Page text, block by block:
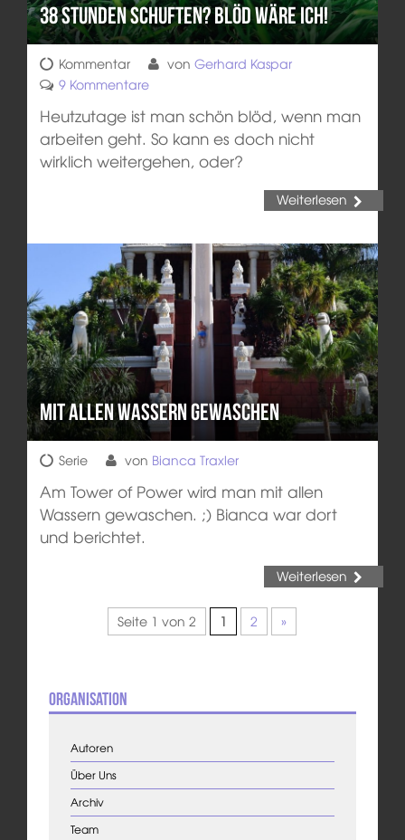
38 Stunden schuften? Blöd wäre ich!
Kommentar von Gerhard Kaspar
9 Kommentare
Heutzutage ist man schön blöd, wenn man
arbeiten geht. So kann es doch nicht
wirklich weitergehen, oder?
Weiterlesen
Mit allen Wassern gewaschen
Serie von Bianca Traxler
Am Tower of Power wird man mit allen
Wassern gewaschen. ;) Bianca war dort
und berichtet.
Weiterlesen
Seite 1 von 2 1 2 »
Organisation
Autoren
Über Uns
Archiv
Team